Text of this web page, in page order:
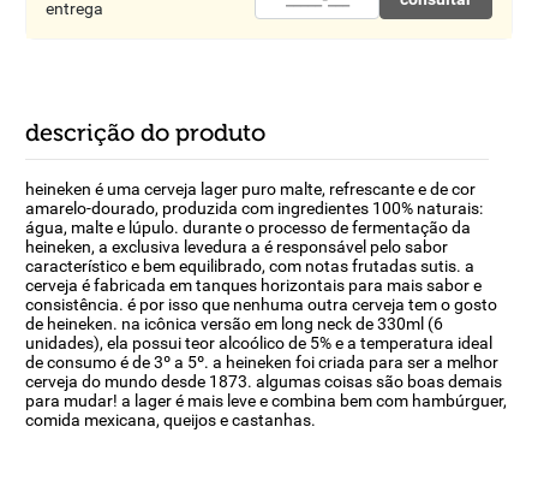
entrega
descrição do produto
heineken é uma cerveja lager puro malte, refrescante e de cor
amarelo-dourado, produzida com ingredientes 100% naturais:
água, malte e lúpulo. durante o processo de fermentação da
heineken, a exclusiva levedura a é responsável pelo sabor
característico e bem equilibrado, com notas frutadas sutis. a
cerveja é fabricada em tanques horizontais para mais sabor e
consistência. é por isso que nenhuma outra cerveja tem o gosto
de heineken. na icônica versão em long neck de 330ml (6
unidades), ela possui teor alcoólico de 5% e a temperatura ideal
de consumo é de 3º a 5º. a heineken foi criada para ser a melhor
cerveja do mundo desde 1873. algumas coisas são boas demais
para mudar! a lager é mais leve e combina bem com hambúrguer,
comida mexicana, queijos e castanhas.